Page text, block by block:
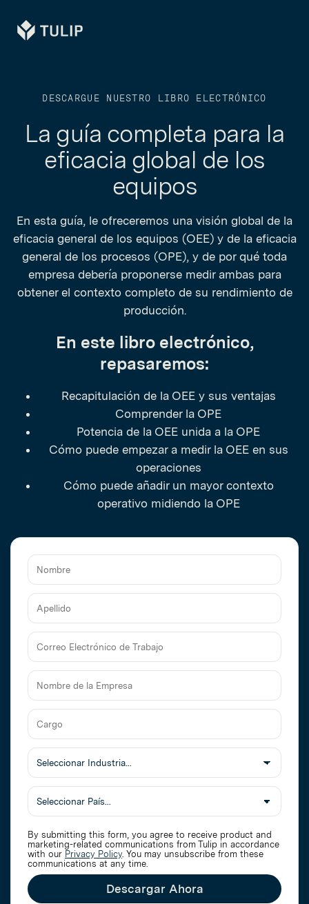
Tulip
Nombre
Apellido
Correo
Electrónico
de
Trabajo
Nombre
de
la
Empresa
Cargo
Seleccionar
Industria
Pais
By submitting this form, you agree to receive product and
marketing-related communications from Tulip in accordance
with our Privacy Policy. You may unsubscribe from these
communications at any time.
Descargar Ahora
DESCARGUE NUESTRO LIBRO ELECTRÓNICO
La guía completa para la
eficacia global de los
equipos
En esta guía, le ofreceremos una visión global de la
eficacia general de los equipos (OEE) y de la eficacia
general de los procesos (OPE), y de por qué toda
empresa debería proponerse medir ambas para
obtener el contexto completo de su rendimiento de
producción.
En este libro electrónico,
repasaremos:
Recapitulación de la OEE y sus ventajas
Comprender la OPE
Potencia de la OEE unida a la OPE
Cómo puede empezar a medir la OEE en sus
operaciones
Cómo puede añadir un mayor contexto
operativo midiendo la OPE